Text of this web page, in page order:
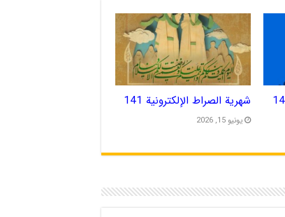
شهریة الصراط الإلكترونية 141
يونيو 15, 2026